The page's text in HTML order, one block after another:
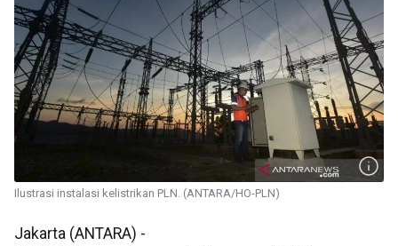
Ilustrasi instalasi kelistrikan PLN. (ANTARA/HO-PLN)
Jakarta (ANTARA) -